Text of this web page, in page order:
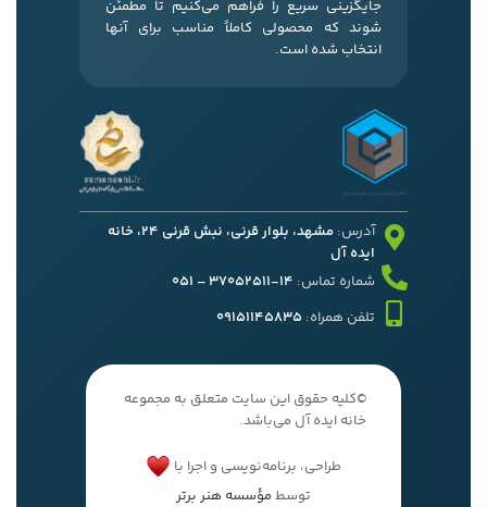
جایگزینی سریع را فراهم می‌کنیم تا مطمئن
شوند که محصولی کاملاً مناسب برای آنها
انتخاب شده است.
آدرس:
مشهد، بلوار قرنی، نبش قرنی 24، خانه
ایده آل
شماره تماس: 14-37052511 – 051
تلفن همراه: 09151145835
©کلیه حقوق این سایت متعلق به مجموعه
خانه ایده آل می‌باشد.
طراحی، برنامه‌نویسی و اجرا با
توسط مؤسسه هنر برتر